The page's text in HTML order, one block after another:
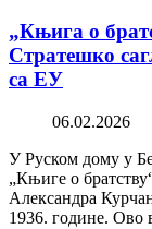
„Књига о
Стратешко
са ЕУ
06.02.2026
У Руском дому у
„Књиге о
Александра
1936. године. Ово